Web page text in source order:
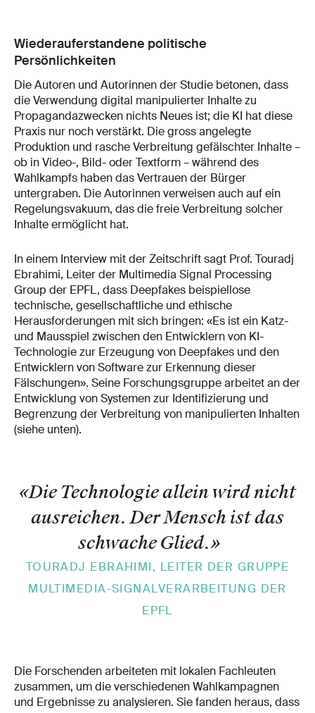
Wiederauferstandene politische
Persönlichkeiten
Die Autoren und Autorinnen der Studie betonen, dass
die Verwendung digital manipulierter Inhalte zu
Propagandazwecken nichts Neues ist; die KI hat diese
Praxis nur noch verstärkt. Die gross angelegte
Produktion und rasche Verbreitung gefälschter Inhalte –
ob in Video-, Bild- oder Textform – während des
Wahlkampfs haben das Vertrauen der Bürger
untergraben. Die Autorinnen verweisen auch auf ein
Regelungsvakuum, das die freie Verbreitung solcher
Inhalte ermöglicht hat.
In einem Interview mit der Zeitschrift sagt Prof. Touradj
Ebrahimi, Leiter der Multimedia Signal Processing
Group der EPFL, dass Deepfakes beispiellose
technische, gesellschaftliche und ethische
Herausforderungen mit sich bringen: «Es ist ein Katz-
und Mausspiel zwischen den Entwicklern von KI-
Technologie zur Erzeugung von Deepfakes und den
Entwicklern von Software zur Erkennung dieser
Fälschungen». Seine Forschungsgruppe arbeitet an der
Entwicklung von Systemen zur Identifizierung und
Begrenzung der Verbreitung von manipulierten Inhalten
(siehe unten).
«Die Technologie allein wird nicht
ausreichen. Der Mensch ist das
schwache Glied.»
TOURADJ EBRAHIMI, LEITER DER GRUPPE
MULTIMEDIA-SIGNALVERARBEITUNG DER
EPFL
Die Forschenden arbeiteten mit lokalen Fachleuten
zusammen, um die verschiedenen Wahlkampagnen
und Ergebnisse zu analysieren. Sie fanden heraus, dass